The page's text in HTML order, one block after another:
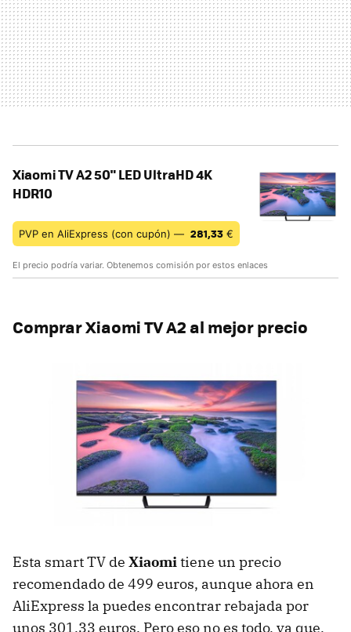
Xiaomi TV A2 50" LED UltraHD 4K
HDR10
PVP en AliExpress (con cupón) — 281,33 €
El precio podría variar. Obtenemos comisión por estos enlaces
Comprar Xiaomi TV A2 al mejor precio
Esta smart TV de Xiaomitiene un precio
recomendado de 499 euros, aunque ahora en
AliExpress la puedes encontrar rebajada por
unos 301,33 euros. Pero eso no es todo, ya que,